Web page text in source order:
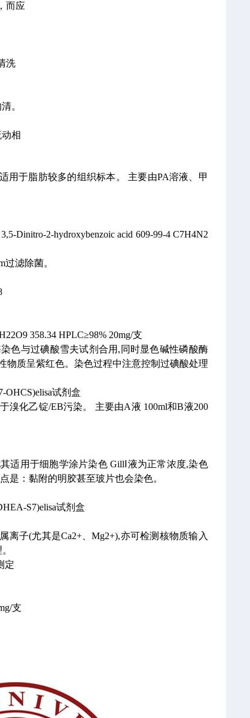
而应
洗
。
相
用于脂肪较多的组织标本。
主要由PA溶液、甲
Dinitro-2-hydroxybenzoic acid 609-99-4 C7H4N2
过滤除菌。
358.34 HPLC≥98% 20mg/支
色与过碘酸雪夫试剂合用,同时显色碱性磷酸酶
物质呈紫红色。染色过程中注意控制过碘酸处理
OHCS)elisa试剂盒
溴化乙锭/EB污染。
主要由A液 100ml和B液200
适用于细胞学涂片染色 GillⅠ液为正常浓度,染色
是：黏附的明胶甚至玻片也会染色。
S7)elisa试剂盒
离子(尤其是Ca2+、Mg2+),亦可检测核物质输入
定
支